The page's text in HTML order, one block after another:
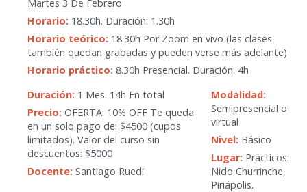
Martes 3 De Febrero
Horario: 18.30h. Duración: 1.30h
Horario teórico: 18.30h Por Zoom en vivo (las clases
también quedan grabadas y pueden verse más adelante)
Horario práctico: 8.30h Presencial. Duración: 4h
Duración: 1 Mes. 14h En total
Precio: OFERTA: 10% OFF Te queda
en un solo pago de: $4500 (cupos
limitados). Valor del curso sin
descuentos: $5000
Docente: Santiago Ruedi
Modalidad:
Semipresencial o
virtual
Nivel: Básico
Lugar: Prácticos:
Nido Churrinche,
Piriápolis.